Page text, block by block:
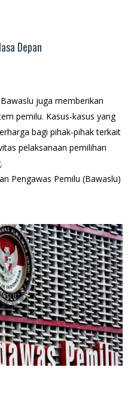
Depan
juga memberikan
pemilu. Kasus-kasus yang
bagi pihak-pihak terkait
pelaksanaan pemilihan
Pengawas Pemilu (Bawaslu)